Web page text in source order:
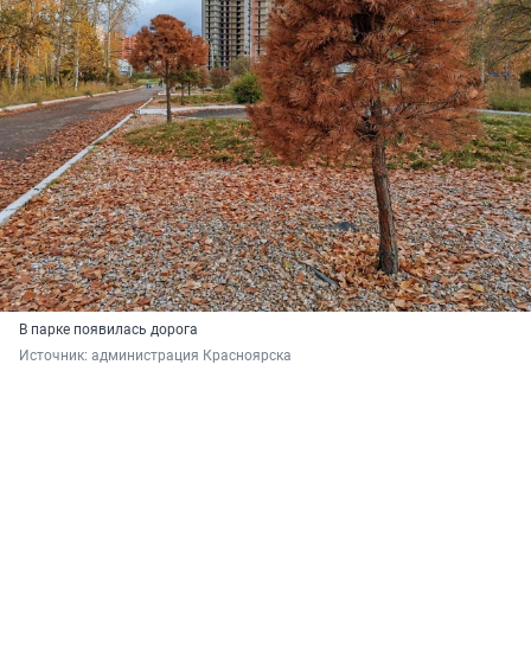
В парке появилась дорога
Источник: администрация Красноярска